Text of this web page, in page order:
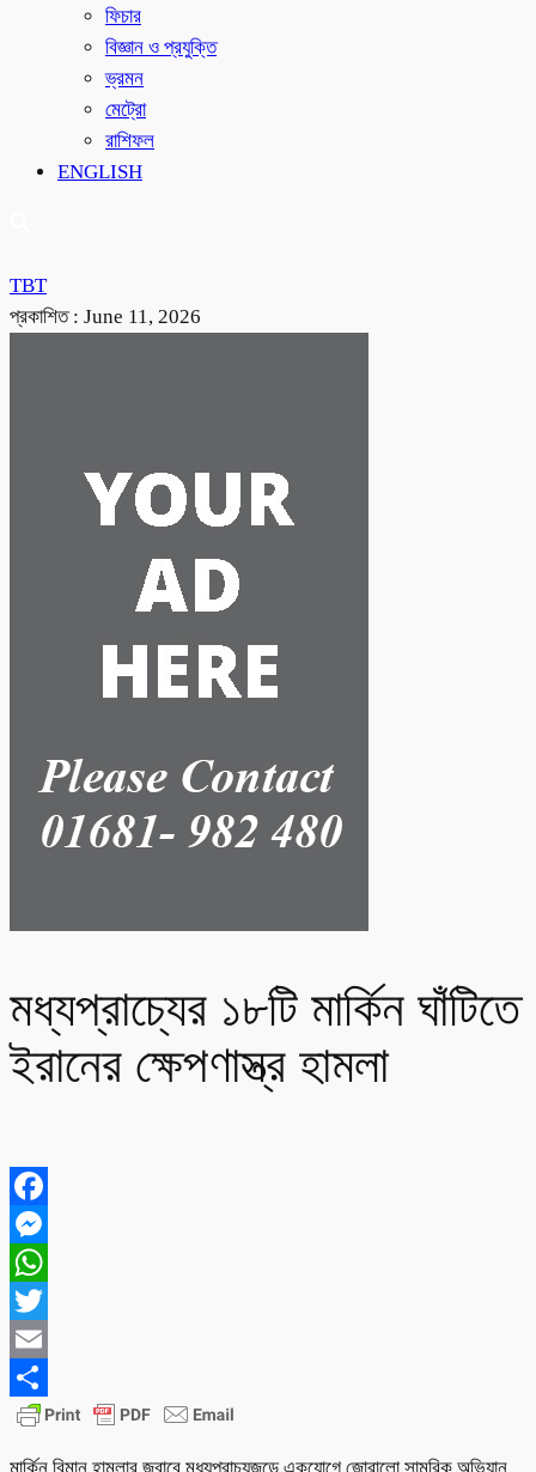
ফিচার
বিজ্ঞান ও প্রযুক্তি
ভ্রমন
মেট্রো
রাশিফল
ENGLISH
TBT
প্রকাশিত : June 11, 2026
মধ্যপ্রাচ্যের ১৮টি মার্কিন ঘাঁটিতে
ইরানের ক্ষেপণাস্ত্র হামলা
Facebook
Messenger
WhatsApp
Twitter
Email
Share
মার্কিন বিমান হামলার জবাবে মধ্যপ্রাচ্যজুড়ে একযোগে জোরালো সামরিক অভিযান